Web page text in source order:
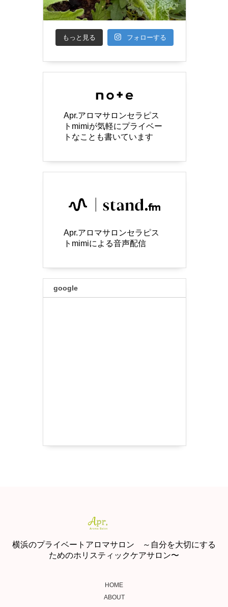
もっと見る フォローする
Apr.アロマサロンセラピス
トmimiが気軽にプライベー
トなことも書いています
Apr.アロマサロンセラピス
トmimiによる音声配信
google
横浜のプライベートアロマサロン ～自分を大切にする
ためのホリスティックケアサロン〜
HOME
ABOUT